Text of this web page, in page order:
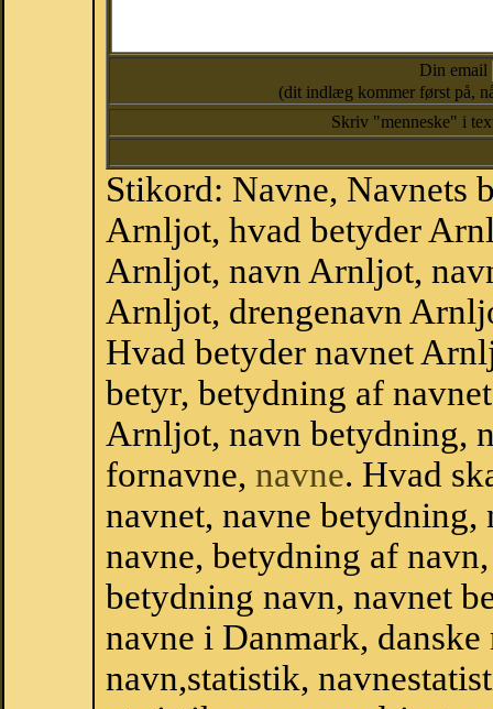
Din email
(dit indlæg kommer først på,
Skriv "menneske" i
Stikord: Navne, Navnets
Arnljot, hvad betyder
Arnljot, navn Arnljot,
Arnljot, drengenavn
Hvad betyder navnet
betyr, betydning af
Arnljot, navn betydning,
fornavne, navne. Hvad
navnet, navne
navne, betydning af
betydning navn, navnet
navne i Danmark,
navn,statistik,